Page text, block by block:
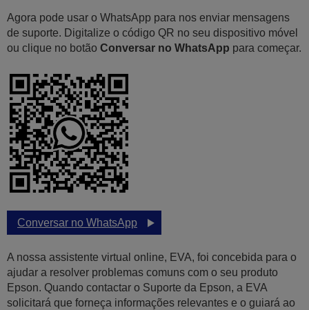
Agora pode usar o WhatsApp para nos enviar mensagens
de suporte. Digitalize o código QR no seu dispositivo móvel
ou clique no botão Conversar no WhatsApp para começar.
Conversar no WhatsApp
A nossa assistente virtual online, EVA, foi concebida para o
ajudar a resolver problemas comuns com o seu produto
Epson. Quando contactar o Suporte da Epson, a EVA
solicitará que forneça informações relevantes e o guiará ao